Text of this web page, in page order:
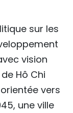
sur les
vision
Hô Chi
vers
une ville